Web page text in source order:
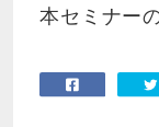
本セミナー